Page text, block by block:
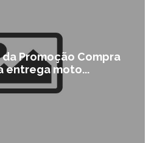
Promoção Compra
entrega moto...